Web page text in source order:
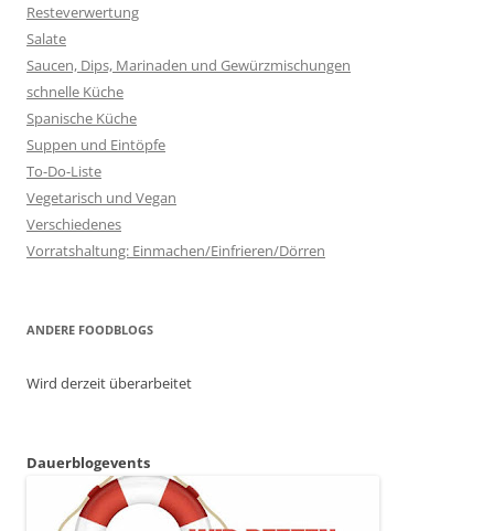
Resteverwertung
Salate
Saucen, Dips, Marinaden und Gewürzmischungen
schnelle Küche
Spanische Küche
Suppen und Eintöpfe
To-Do-Liste
Vegetarisch und Vegan
Verschiedenes
Vorratshaltung: Einmachen/Einfrieren/Dörren
ANDERE FOODBLOGS
Wird derzeit überarbeitet
Dauerblogevents